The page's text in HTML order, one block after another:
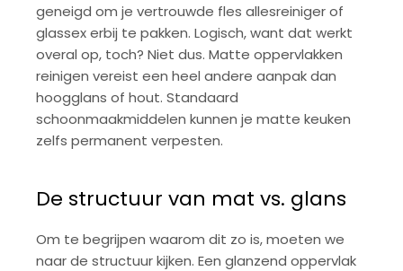
geneigd om je vertrouwde fles allesreiniger of
glassex erbij te pakken. Logisch, want dat werkt
overal op, toch? Niet dus. Matte oppervlakken
reinigen vereist een heel andere aanpak dan
hoogglans of hout. Standaard
schoonmaakmiddelen kunnen je matte keuken
zelfs permanent verpesten.
De structuur van mat vs. glans
Om te begrijpen waarom dit zo is, moeten we
naar de structuur kijken. Een glanzend oppervlak